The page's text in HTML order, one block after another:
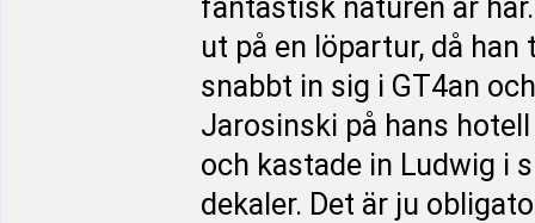
fantastisk naturen är
ut på en löpartur, då
snabbt in sig i GT4an
Jarosinski på hans
och kastade in Ludwig i
dekaler. Det är ju